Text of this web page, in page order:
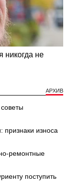
АРХИВ
признаки износа
ремонтные
поступить